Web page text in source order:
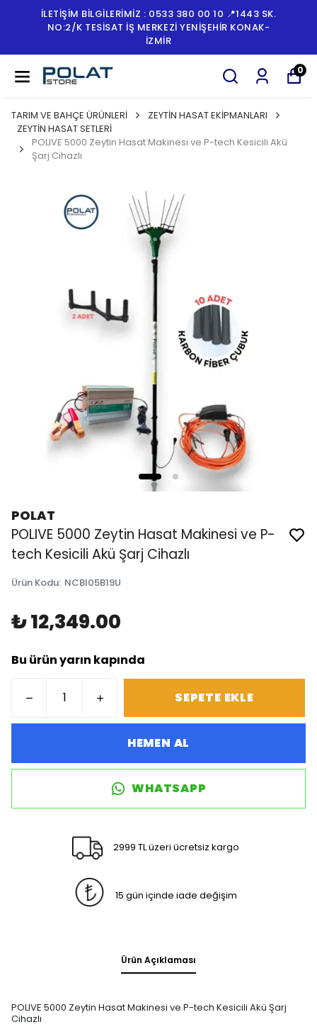
İLETİŞİM BİLGİLERİMİZ : 0533 380 00 10 📍1443 SK.
NO:2/K TESISAT İŞ MERKEZI YENIŞEHIR KONAK-
İZMİR
0
TARIM VE BAHÇE ÜRÜNLERİ
ZEYTİN HASAT EKİPMANLARI
ZEYTİN HASAT SETLERİ
POLIVE 5000 Zeytin Hasat Makinesi ve P-tech Kesicili Akü
Şarj Cihazlı
POLAT
POLIVE 5000 Zeytin Hasat Makinesi ve P-
tech Kesicili Akü Şarj Cihazlı
Ürün Kodu: NCBI05B19U
₺ 12,349.00
Bu ürün yarın kapında
SEPETE EKLE
HEMEN AL
WHATSAPP
2999 TL üzeri ücretsiz kargo
15 gün içinde iade değişim
Ürün Açıklaması
POLIVE 5000 Zeytin Hasat Makinesi ve P-tech Kesicili Akü Şarj
Cihazlı